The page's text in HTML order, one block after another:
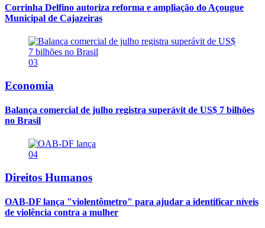
Corrinha Delfino autoriza reforma e ampliação do Açougue
Municipal de Cajazeiras
03
Economia
Balança comercial de julho registra superávit de US$ 7 bilhões
no Brasil
04
Direitos Humanos
OAB-DF lança "violentômetro" para ajudar a identificar níveis
de violência contra a mulher